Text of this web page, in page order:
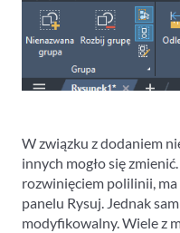
W związku z dodaniem
innych mogło się
rozwinięciem polilinii,
panelu Rysuj. Jednak
modyfikowalny. Wiele z